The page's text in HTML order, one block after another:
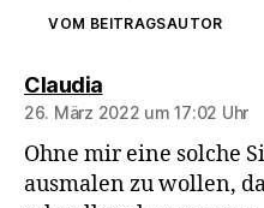
VOM BEITRAGSAUTOR
Claudiasagt:
26. März 2022 um 17:02 Uhr
Ohne mir eine solche
ausmalen zu wollen,